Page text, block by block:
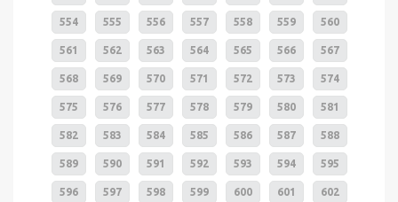
554 555 556 557 558 559 560
561 562 563 564 565 566 567
568 569 570 571 572 573 574
575 576 577 578 579 580 581
582 583 584 585 586 587 588
589 590 591 592 593 594 595
596 597 598 599 600 601 602